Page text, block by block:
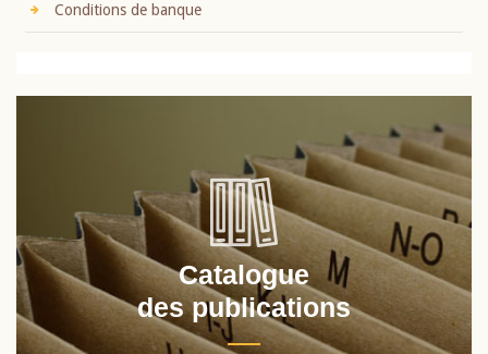
Conditions de banque
Catalogue
des publications